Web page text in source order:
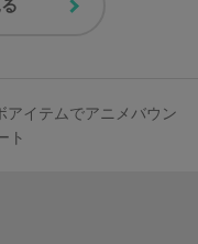
アイテムでアニメバウン
ト